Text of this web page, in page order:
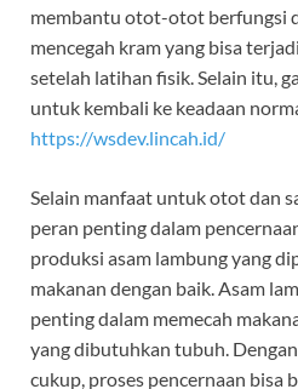
membantu otot-otot berfungsi
mencegah kram yang bisa
setelah latihan fisik. Selain itu,
untuk kembali ke keadaan
https://wsdev.lincah.id/
Selain manfaat untuk otot dan
peran penting dalam
produksi asam lambung yang
makanan dengan baik. Asam
penting dalam memecah
yang dibutuhkan tubuh.
cukup, proses pencernaan bisa